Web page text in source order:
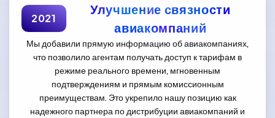
2021
Улучшение связности
авиакомпаний
Мы добавили прямую информацию об авиакомпаниях,
что позволило агентам получать доступ к тарифам в
режиме реального времени, мгновенным
подтверждениям и прямым комиссионным
преимуществам. Это укрепило нашу позицию как
надежного партнера по дистрибуции авиакомпаний и